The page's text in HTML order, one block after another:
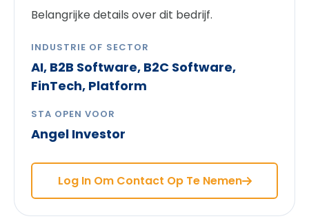
Belangrijke details over dit bedrijf.
INDUSTRIE OF SECTOR
AI, B2B Software, B2C Software,
FinTech, Platform
STA OPEN VOOR
Angel Investor
Log In Om Contact Op Te Nemen